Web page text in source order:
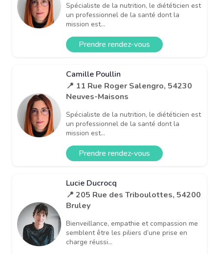
Spécialiste de la nutrition, le diététicien est
un professionnel de la santé dont la
mission est...
Prendre rendez-vous
Camille Poullin
📍 11 Rue Roger Salengro, 54230
Neuves-Maisons
Spécialiste de la nutrition, le diététicien est
un professionnel de la santé dont la
mission est...
Prendre rendez-vous
Lucie Ducrocq
📍 205 Rue des Triboulottes, 54200
Bruley
Bienveillance, empathie et compassion me
semblent être les piliers d’une prise en
charge réussi...